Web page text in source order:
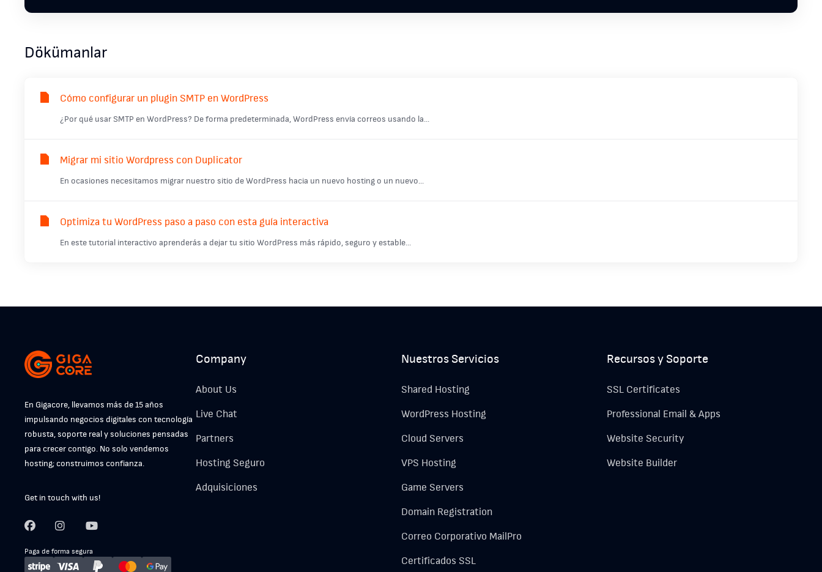
Dökümanlar
Cómo configurar un plugin SMTP en WordPress
¿Por qué usar SMTP en WordPress? De forma predeterminada, WordPress envía correos usando la...
Migrar mi sitio Wordpress con Duplicator
En ocasiones necesitamos migrar nuestro sitio de WordPress hacia un nuevo hosting o un nuevo...
Optimiza tu WordPress paso a paso con esta guía interactiva
En este tutorial interactivo aprenderás a dejar tu sitio WordPress más rápido, seguro y estable...
En Gigacore, llevamos más de 15 años
impulsando negocios digitales con tecnología
robusta, soporte real y soluciones pensadas
para crecer contigo. No solo vendemos
hosting; construimos confianza.
Get in touch with us!
Paga de forma segura
Company
About Us
Live Chat
Partners
Hosting Seguro
Adquisiciones
Nuestros Servicios
Shared Hosting
WordPress Hosting
Cloud Servers
VPS Hosting
Game Servers
Domain Registration
Correo Corporativo MailPro
Certificados SSL
Recursos y Soporte
SSL Certificates
Professional Email & Apps
Website Security
Website Builder